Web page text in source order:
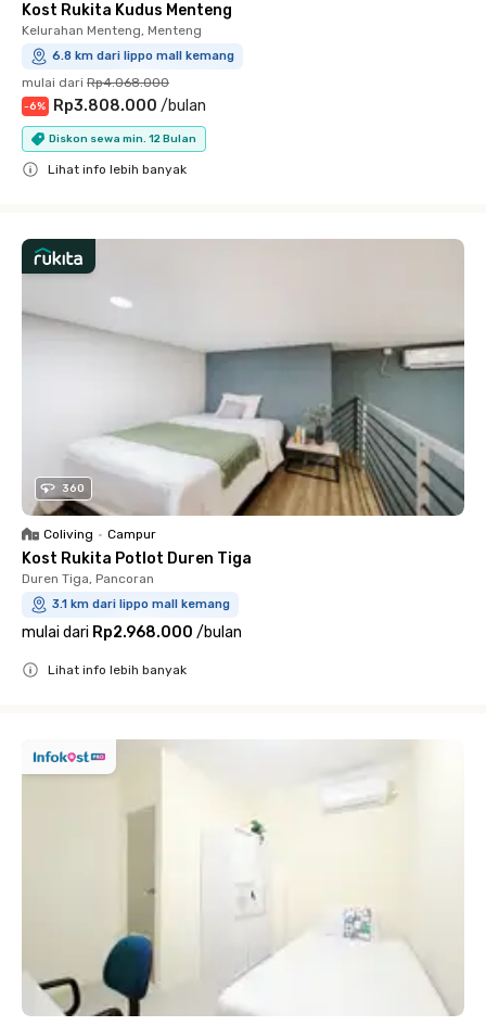
Kost Rukita Kudus Menteng
Kelurahan Menteng, Menteng
6.8 km dari lippo mall kemang
mulai dari Rp4.068.000
-6% Rp3.808.000 /bulan
Diskon sewa min. 12 Bulan
Lihat info lebih banyak
360
Coliving • Campur
Kost Rukita Potlot Duren Tiga
Duren Tiga, Pancoran
3.1 km dari lippo mall kemang
mulai dari Rp2.968.000 /bulan
Lihat info lebih banyak